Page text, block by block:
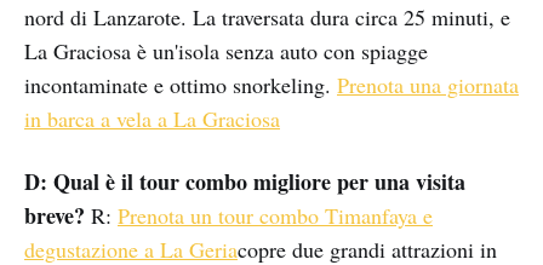
nord di Lanzarote. La traversata dura circa 25 minuti, e
La Graciosa è un'isola senza auto con spiagge
incontaminate e ottimo snorkeling. Prenota una giornata
in barca a vela a La Graciosa
D: Qual è il tour combo migliore per una visita
breve? R: Prenota un tour combo Timanfaya e
degustazione a La Geriacopre due grandi attrazioni in